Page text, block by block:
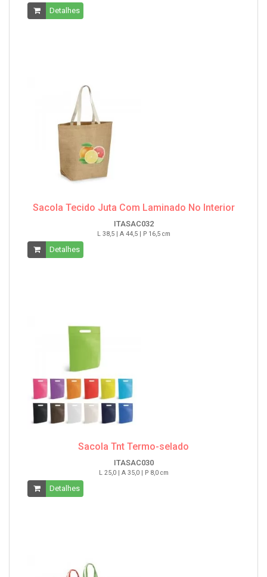
Detalhes
Sacola Tecido Juta Com Laminado No Interior
ITASAC032
L 38,5 | A 44,5 | P 16,5 cm
Detalhes
Sacola Tnt Termo-selado
ITASAC030
L 25,0 | A 35,0 | P 8,0 cm
Detalhes